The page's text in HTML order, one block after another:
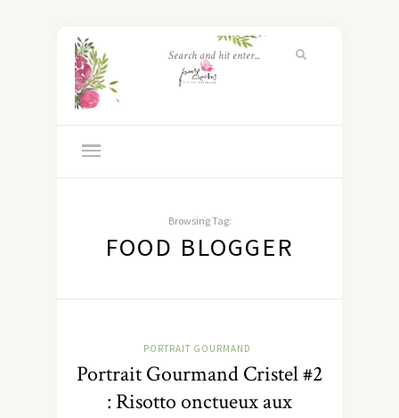
Browsing Tag:
FOOD BLOGGER
PORTRAIT GOURMAND
Portrait Gourmand Cristel #2
: Risotto onctueux aux